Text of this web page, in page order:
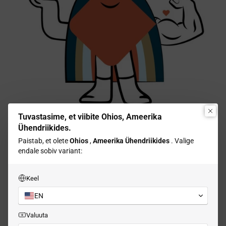
Miks valida vidinaid?
funktsionaalsed, vaid ka kaunilt disainitud, lisades teie
igapäevarutiini rõõmu ja mugavust, ilma et see
kahjustaks kvaliteeti või tekitaks suuri kulusid.
Tuvastasime, et viibite Ohios, Ameerika
Ühendriikides.
Paistab, et oleteOhios,Ameerika Ühendriikides . Valige
endale sobiv variant:
Keel
EN
Valuuta